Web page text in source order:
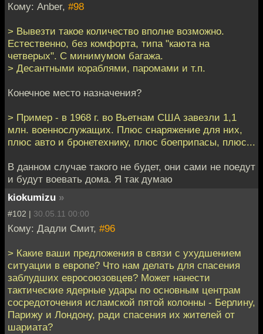
Кому: Anber, #98
> Вывезти такое количество вполне возможно.
Естественно, без комфорта, типа "каюта на
четверых". С минимумом багажа.
> Десантными кораблями, паромами и т.п.
Конечное место назначения?
> Пример - в 1968 г. во Вьетнам США завезли 1,1
млн. военнослужащих. Плюс снаряжение для них,
плюс авто и бронетехнику, плюс боеприпасы, плюс...
В данном случае такого не будет, они сами не поедут
и будут воевать дома. Я так думаю
kiokumizu »
#102 | 30.05.11 00:00
Кому: Дадли Смит, #96
> Какие ваши предложения в связи с ухудшением
ситуации в европе? Что нам делать для спасения
заблудших евросоюзовцев? Может нанести
тактические ядерные удары по основным центрам
сосредоточения исламской пятой колонны - Берлину,
Парижу и Лондону, ради спасения их жителей от
шариата?